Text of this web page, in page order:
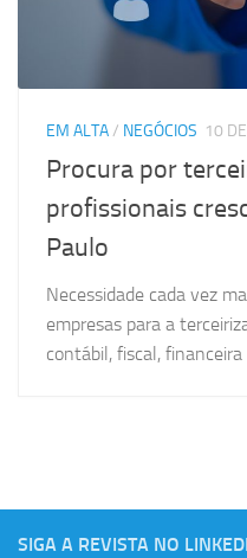
EM ALTA/ NEGÓCIOS 10
Procura por
profissionais
Paulo
Necessidade cada vez
empresas para a
contábil, fiscal,
SIGA A REVISTA NO